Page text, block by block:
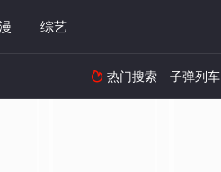
综艺
 热门搜索 子弹列车